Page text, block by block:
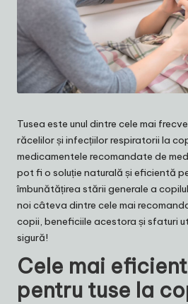
Tusea este unul dintre cele mai
răcelilor și infecțiilor respiratorii la
medicamentele recomandate de
pot fi o soluție naturală și eficientă
îmbunătățirea stării generale a
noi câteva dintre cele mai
copii, beneficiile acestora și sfaturi
sigură!
Cele mai
pentru tuse la